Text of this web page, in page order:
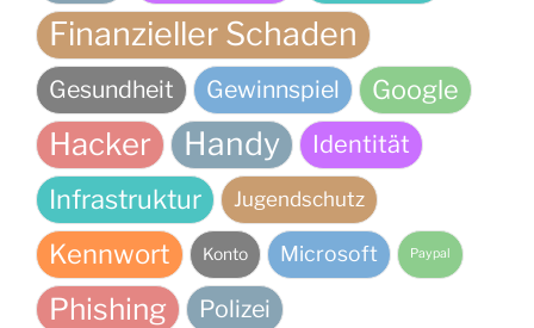
Finanzieller Schaden
Gesundheit Gewinnspiel Google
Hacker Handy Identität
Infrastruktur Jugendschutz
Kennwort Konto Microsoft Paypal
Phishing Polizei